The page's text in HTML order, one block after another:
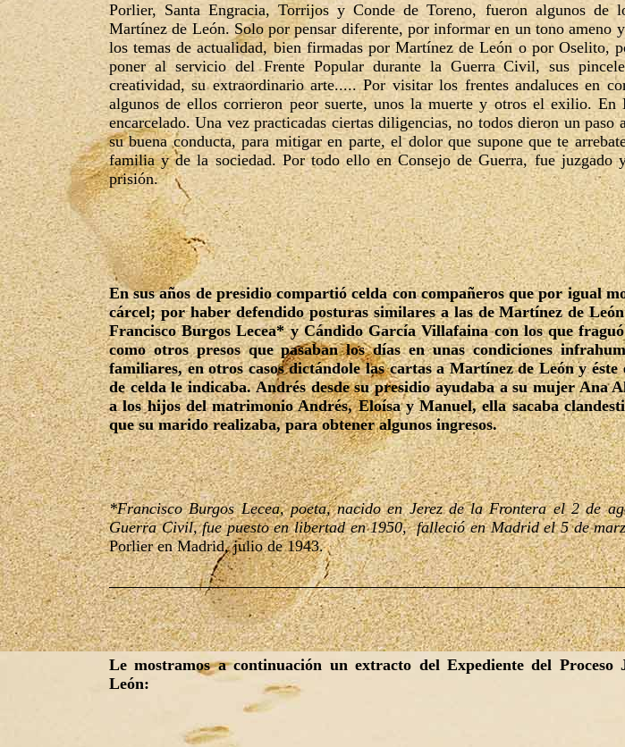
Porlier, Santa Engracia, Torrijos y Conde de Toreno, fueron algunos de
Martínez de León. Solo por pensar diferente, por informar en un tono ameno
los temas de actualidad, bien firmadas por Martínez de León o por Oselito,
poner al servicio del Frente Popular durante la Guerra Civil, sus
creatividad, su extraordinario arte..... Por visitar los frentes andaluces en
algunos de ellos corrieron peor suerte, unos la muerte y otros el exilio. En
encarcelado. Una vez practicadas ciertas diligencias, no todos dieron un paso
su buena conducta, para mitigar en parte, el dolor que supone que te
familia y de la sociedad. Por todo ello en Consejo de Guerra, fue juzgado
prisión.
En sus años de presidio compartió celda con compañeros que por igual
cárcel; por haber defendido posturas similares a las de Martínez de
Francisco Burgos Lecea* y Cándido García Villafaina con los que
como otros presos que pasaban los días en unas condiciones
familiares, en otros casos dictándole las cartas a Martínez de León y
de celda le indicaba. Andrés desde su presidio ayudaba a su mujer Ana
a los hijos del matrimonio Andrés, Eloísa y Manuel, ella sacaba
que su marido realizaba, para obtener algunos ingresos.
*Francisco Burgos Lecea, poeta, nacido en Jerez de la Frontera el 2 de
Guerra Civil, fue puesto en libertad en 1950, falleció en Madrid el 5 de
Porlier en Madrid, julio de 1943.
Le mostramos a continuación un extracto del Expediente del
León: